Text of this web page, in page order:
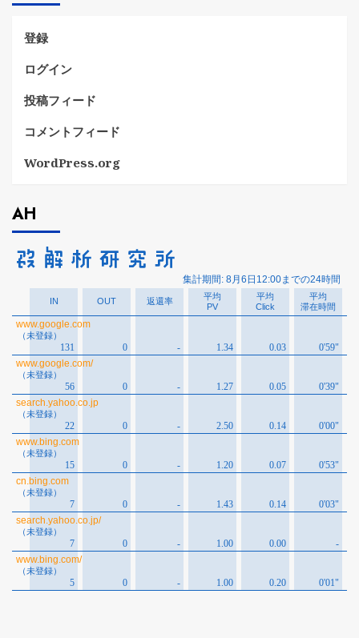
ー
登録
ログイン
投稿フィード
コメントフィード
WordPress.org
AH